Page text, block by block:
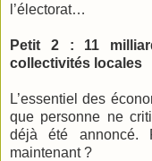
l’électorat…
Petit 2 : 11
collectivités locales
L’essentiel des
que personne ne
déjà été annoncé.
maintenant ?